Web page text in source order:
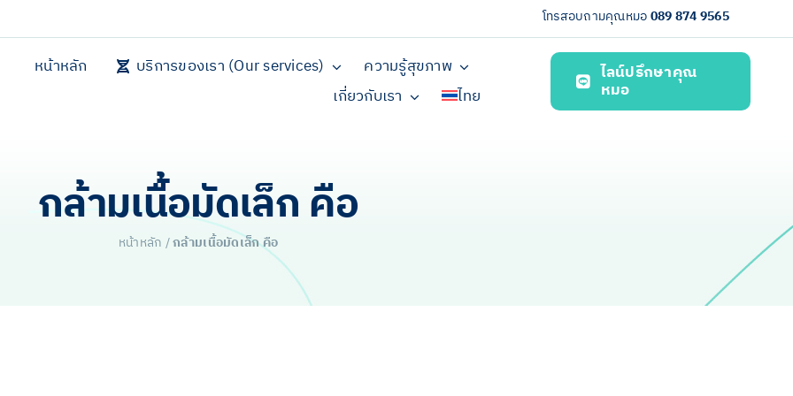
โทรสอบถามคุณหมอ089 874 9565
หน้าหลัก บริการของเรา (Our services)
ความรู้สุขภาพ
เกี่ยวกับเรา
ไทย
ไลน์ปรึกษาคุณ
หมอ
กล้ามเนื้อมัดเล็ก คือ
หน้าหลัก /กล้ามเนื้อมัดเล็ก คือ